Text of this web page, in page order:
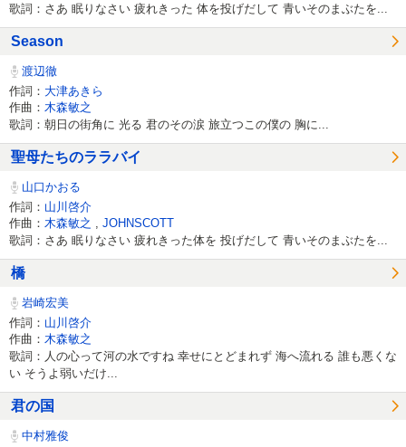
歌詞：さあ 眠りなさい 疲れきった 体を投げだして 青いそのまぶたを...
Season
渡辺徹
作詞： 大津あきら
作曲： 木森敏之
歌詞：朝日の街角に 光る 君のその涙 旅立つこの僕の 胸に...
聖母たちのララバイ
山口かおる
作詞： 山川啓介
作曲： 木森敏之 JOHNSCOTT
歌詞：さあ 眠りなさい 疲れきった体を 投げだして 青いそのまぶたを...
橋
岩崎宏美
作詞： 山川啓介
作曲： 木森敏之
歌詞：人の心って河の水ですね 幸せにとどまれず 海へ流れる 誰も悪くな
い そうよ弱いだけ...
君の国
中村雅俊